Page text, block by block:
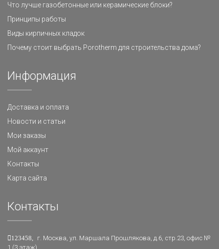
Что лучше газобетонные или керамические блоки?
Принципы работы
Виды кирпичных кладок
Почему стоит выбрать Porotherm для строительства дома?
Информация
Доставка и оплата
Новости и статьи
Мои заказы
Мой аккаунт
Контакты
Карта сайта
Контакты
123458, г. Москва, ул. Маршала Прошлякова, д.6, стр.23, офис №
1 (3 этаж)